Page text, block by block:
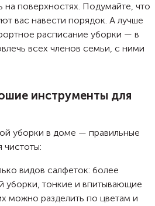
на поверхностях. Подумайте, что
вас навести порядок. А лучше
расписание уборки — в
всех членов семьи, с ними
инструменты для
уборки в доме — правильные
чистоты:
видов салфеток: более
уборки, тонкие и впитывающие
можно разделить по цветам и